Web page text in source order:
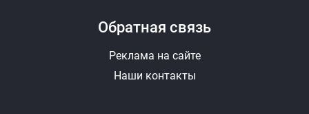
Обратная связь
Реклама на сайте
Наши контакты